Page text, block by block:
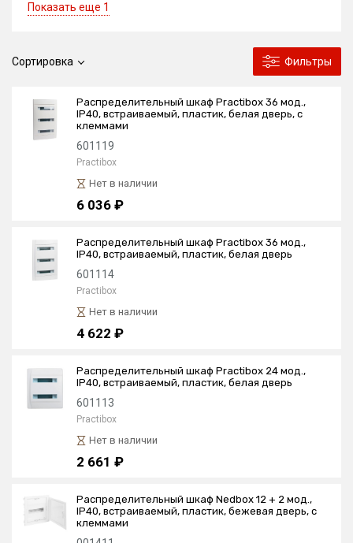
Сортировка Фильтры
Распределительный шкаф Practibox 36 мод.,
IP40, встраиваемый, пластик, белая дверь, с
клеммами
601119
Practibox
Нет в наличии
6 036 ₽
Распределительный шкаф Practibox 36 мод.,
IP40, встраиваемый, пластик, белая дверь
601114
Practibox
Нет в наличии
4 622 ₽
Распределительный шкаф Practibox 24 мод.,
IP40, встраиваемый, пластик, белая дверь
601113
Practibox
Нет в наличии
2 661 ₽
Распределительный шкаф Nedbox 12 + 2 мод.,
IP40, встраиваемый, пластик, бежевая дверь, с
клеммами
Показать еще 1